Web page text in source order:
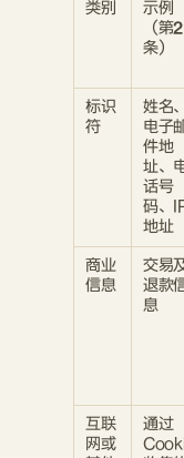
类别
示例
（第2
条）
标识
符
姓名、
电子
件地
址、
话号
码、
地址
商业
信息
交易
退款
息
互联
网或
通过